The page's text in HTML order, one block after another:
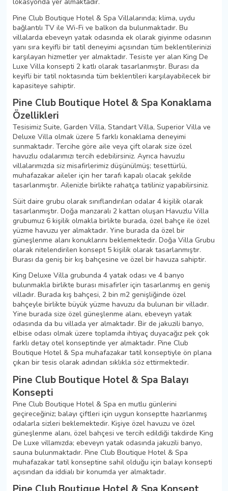
lokasyonda yer almaktadır.
Pine Club Boutique Hotel & Spa Villalarında; klima, uydu
bağlantılı TV ile Wi-Fi ve balkon da bulunmaktadır. Bu
villalarda ebeveyn yatak odasında ek olarak giyinme odasının
yanı sıra keyifli bir tatil deneyimi açısından tüm beklentilerinizi
karşılayan hizmetler yer almaktadır. Tesiste yer alan King De
Luxe Villa konsepti 2 katlı olarak tasarlanmıştır. Burası da
keyifli bir tatil noktasında tüm beklentileri karşılayabilecek bir
kapasiteye sahiptir.
Pine Club Boutique Hotel & Spa Konaklama
Özellikleri
Tesisimiz Suite, Garden Villa, Standart Villa, Superior Villa ve
Deluxe Villa olmak üzere 5 farklı konaklama deneyimi
sunmaktadır. Tercihe göre aile veya çift olarak size özel
havuzlu odalarımızı tercih edebilirsiniz. Ayrıca havuzlu
villalarımızda siz misafirlerimiz düşünülmüş; tesettürlü,
muhafazakar aileler için her tarafı kapalı olacak şekilde
tasarlanmıştır. Ailenizle birlikte rahatça tatiliniz yapabilirsiniz.
Süit daire grubu olarak sınıflandırılan odalar 4 kişilik olarak
tasarlanmıştır. Doğa manzaralı 2 kattan oluşan Havuzlu Villa
grubumuz 6 kişilik olmakla birlikte burada, özel bahçe ile özel
yüzme havuzu yer almaktadır. Yine burada da özel bir
güneşlenme alanı konuklarını beklemektedir. Doğa Villa Grubu
olarak nitelendirilen konsept 5 kişilik olarak tasarlanmıştır.
Burası da geniş bir kış bahçesine ve özel bir havuza sahiptir.
King Deluxe Villa grubunda 4 yatak odası ve 4 banyo
bulunmakla birlikte burası misafirler için tasarlanmış en geniş
villadır. Burada kış bahçesi, 2 bin m2 genişliğinde özel
bahçeyle birlikte büyük yüzme havuzu da bulunan bir villadır.
Yine burada size özel güneşlenme alanı, ebeveyn yatak
odasında da bu villada yer almaktadır. Bir de jakuzili banyo,
elbise odası olmak üzere toplamda ihtiyaç duyacağız pek çok
farklı detay otel konseptinde yer almaktadır. Pine Club
Boutique Hotel & Spa muhafazakar tatil konseptiyle ön plana
çıkan bir tesis olarak adından sıklıkla söz ettirmektedir.
Pine Club Boutique Hotel & Spa Balayı
Konsepti
Pine Club Boutique Hotel & Spa en mutlu günlerini
geçireceğiniz; balayı çiftleri için uygun konseptte hazırlanmış
odalarla sizleri beklemektedir. Kişiye özel havuzu ve özel
güneşlenme alanı, özel bahçesi ve tercih edildiği takdirde King
De Luxe villamızda; ebeveyn yatak odasında jakuzili banyo,
sauna bulunmaktadır. Pine Club Boutique Hotel & Spa
muhafazakar tatil konseptine sahil olduğu için balayı konsepti
açısından da iddialı bir konumda yer almaktadır.